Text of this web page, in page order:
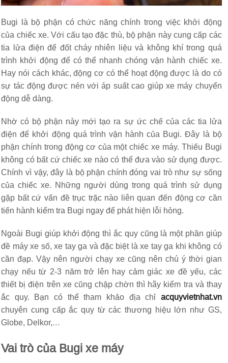
Bugi là bộ phận có chức năng chính trong việc khởi động
của chiếc xe. Với cấu tạo đặc thù, bộ phận này cung cấp các
tia lửa điện để đốt cháy nhiên liệu và không khí trong quá
trình khởi động để có thể nhanh chóng vận hành chiếc xe.
Hay nói cách khác, động cơ có thể hoạt động được là do có
sự tác động được nén với áp suất cao giúp xe máy chuyển
động dễ dàng.
Nhờ có bộ phận này mới tạo ra sự ức chế của các tia lửa
điện để khởi động quá trình vận hành của Bugi. Đây là bộ
phận chính trong động cơ của một chiếc xe máy. Thiếu Bugi
không có bất cứ chiếc xe nào có thể đưa vào sử dụng được.
Chính vì vậy, đây là bộ phận chính đóng vai trò như sự sống
của chiếc xe. Những người dùng trong quá trình sử dụng
gặp bất cứ vấn đề trục trặc nào liên quan đến động cơ cần
tiến hành kiểm tra Bugi ngay để phát hiện lỗi hỏng.
Ngoài Bugi giúp khởi động thì ắc quy cũng là một phần giúp
đề máy xe số, xe tay ga và đặc biệt là xe tay ga khi không có
cần đạp. Vậy nên người chạy xe cũng nên chú ý thời gian
chạy nếu từ 2-3 năm trở lên hay cảm giác xe đề yếu, các
thiết bị điện trên xe cũng chập chờn thì hãy kiểm tra và thay
ắc quy. Bạn có thể tham khảo địa chỉ acquyvietnhat.vn
chuyên cung cấp ắc quy từ các thương hiệu lớn như GS,
Globe, Delkor,…
Vai trò của Bugi xe máy